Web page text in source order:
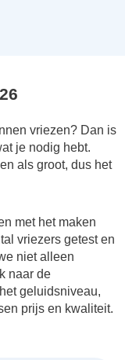
vriezen? Dan is
je nodig hebt.
als groot, dus het
met het maken
vriezers getest en
niet alleen
naar de
geluidsniveau,
prijs en kwaliteit.